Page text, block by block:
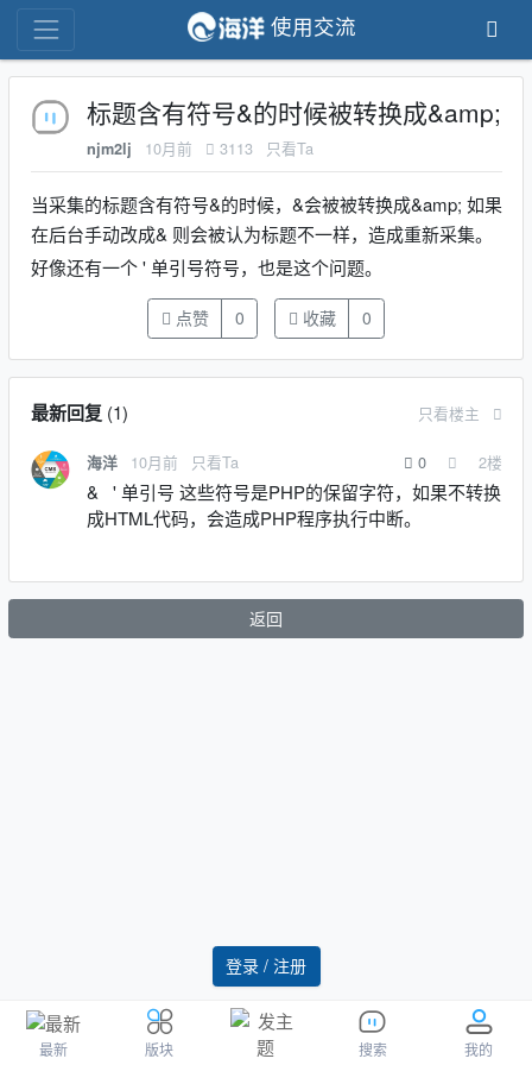
最新 版块 搜索 我的
登录 / 注册
使用交流
标题含有符号&的时候被转换成&amp;
njm2lj 10月前 3113 只看Ta
当采集的标题含有符号&的时候，&会被被转换成&amp; 如果
在后台手动改成& 则会被认为标题不一样，造成重新采集。
好像还有一个 ' 单引号符号，也是这个问题。
点赞 0 收藏 0
最新回复(1) 只看楼主
海洋 10月前 只看Ta 0 2楼
& ' 单引号 这些符号是PHP的保留字符，如果不转换
成HTML代码，会造成PHP程序执行中断。
返回